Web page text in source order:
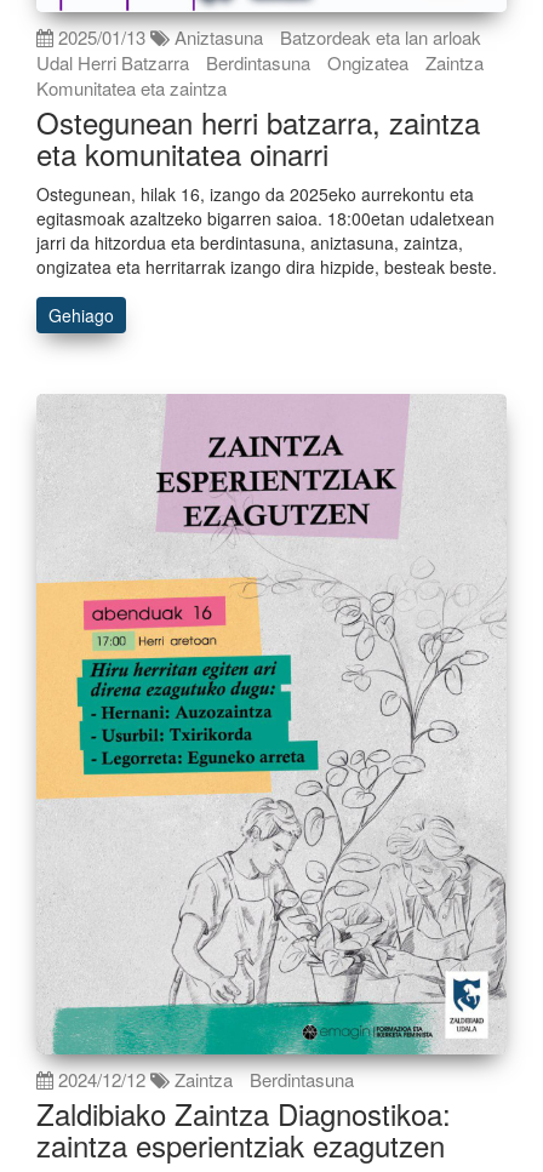
2025/01/13 Aniztasuna
Batzordeak eta lan arloak
Udal Herri Batzarra
Berdintasuna Ongizatea
Zaintza
Komunitatea eta zaintza
Ostegunean herri batzarra, zaintza
eta komunitatea oinarri
Ostegunean, hilak 16, izango da 2025eko aurrekontu eta
egitasmoak azaltzeko bigarren saioa. 18:00etan udaletxean
jarri da hitzordua eta berdintasuna, aniztasuna, zaintza,
ongizatea eta herritarrak izango dira hizpide, besteak beste.
Gehiago
2024/12/12 Zaintza Berdintasuna
Zaldibiako Zaintza Diagnostikoa:
zaintza esperientziak ezagutzen